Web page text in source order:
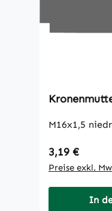
M16x1,5
Regulärer
3,19 €
Preise exkl.
In